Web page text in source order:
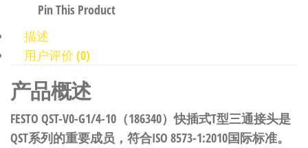
Pin This Product
描述
用户评价 (0)
产品概述
FESTO QST-V0-G1/4-10（186340）快插式T型三通接头是
QST系列的重要成员，符合ISO 8573-1:2010国际标准。